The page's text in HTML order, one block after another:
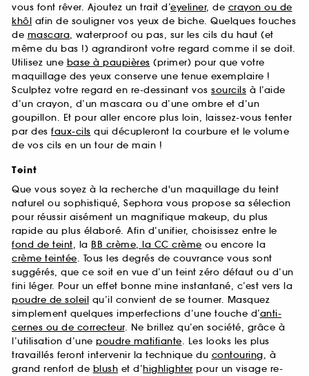
vous font rêver. Ajoutez un trait d’eyeliner, de crayon ou de
khôl afin de souligner vos yeux de biche. Quelques touches
de mascara, waterproof ou pas, sur les cils du haut (et
même du bas !) agrandiront votre regard comme il se doit.
Utilisez une base à paupières (primer) pour que votre
maquillage des yeux conserve une tenue exemplaire !
Sculptez votre regard en re-dessinant vos sourcils à l’aide
d’un crayon, d’un mascara ou d’une ombre et d’un
goupillon. Et pour aller encore plus loin, laissez-vous tenter
par des faux-cils qui décupleront la courbure et le volume
de vos cils en un tour de main !
Teint
Que vous soyez à la recherche d'un maquillage du teint
naturel ou sophistiqué, Sephora vous propose sa sélection
pour réussir aisément un magnifique makeup, du plus
rapide au plus élaboré. Afin d’unifier, choisissez entre le
fond de teint, la BB crème, la CC crème ou encore la
crème teintée. Tous les degrés de couvrance vous sont
suggérés, que ce soit en vue d’un teint zéro défaut ou d’un
fini léger. Pour un effet bonne mine instantané, c’est vers la
poudre de soleil qu’il convient de se tourner. Masquez
simplement quelques imperfections d’une touche d’anti-
cernes ou de correcteur. Ne brillez qu’en société, grâce à
l’utilisation d’une poudre matifiante. Les looks les plus
travaillés feront intervenir la technique du contouring, à
grand renfort de blush et d’highlighter pour un visage re-